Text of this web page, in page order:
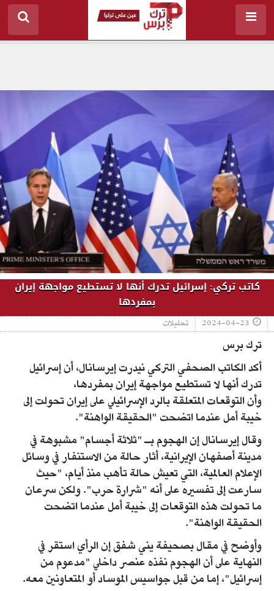
كاتب تركي: إسرائيل تدرك أنها لا تستطيع مواجهة إيران
بمفردها
2024-04-23 تحليلات
ترك برس
أكد الكاتب الصحفي التركي نيدرت إيرسانال، أن إسرائيل
تدرك أنها لا تستطيع مواجهة إيران بمفردها،
وأن التوقعات المتعلقة بالرد الإسرائيلي على إيران تحولت إلى
خيبة أمل عندما اتضحت "الحقيقة الواهنة".
وقال إيرسانال إن الهجوم بـ "ثلاثة أجسام" مشبوهة في
مدينة أصفهان الإيرانية، أثار حالة من الاستنفار في وسائل
الإعلام العالمية، التي تعيش حالة تأهب منذ أيام، "حيث
سارعت إلى تفسيره على أنه "شرارة حرب". ولكن سرعان
ما تحولت هذه التوقعات إلى خيبة أمل عندما اتضحت
الحقيقة الواهنة".
وأوضح في مقال بصحيفة يني شفق إن الرأي استقر في
النهاية على أن الهجوم نفذه عنصر داخلي "مدعوم من
إسرائيل"، إما من قبل جواسيس الموساد أو المتعاونين معه.